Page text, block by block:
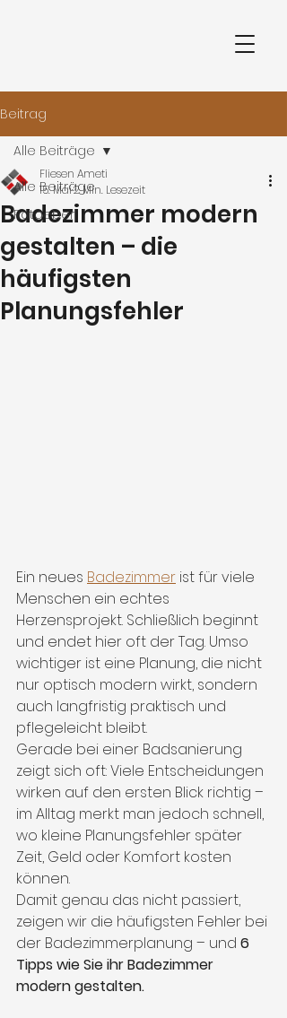
Beitrag
Alle Beiträge
Ratgeber
Alle Beiträge
Badezimmer modern
gestalten – die
häufigsten
Planungsfehler
Fliesen Ameti
15. Mai2 Min. Lesezeit
Ein neues Badezimmer ist für viele
Menschen ein echtes
Herzensprojekt. Schließlich beginnt
und endet hier oft der Tag. Umso
wichtiger ist eine Planung, die nicht
nur optisch modern wirkt, sondern
auch langfristig praktisch und
pflegeleicht bleibt.
Gerade bei einer Badsanierung
zeigt sich oft: Viele Entscheidungen
wirken auf den ersten Blick richtig –
im Alltag merkt man jedoch schnell,
wo kleine Planungsfehler später
Zeit, Geld oder Komfort kosten
können.
Damit genau das nicht passiert,
zeigen wir die häufigsten Fehler bei
der Badezimmerplanung – und 6
Tipps wie Sie ihr Badezimmer
modern gestalten.